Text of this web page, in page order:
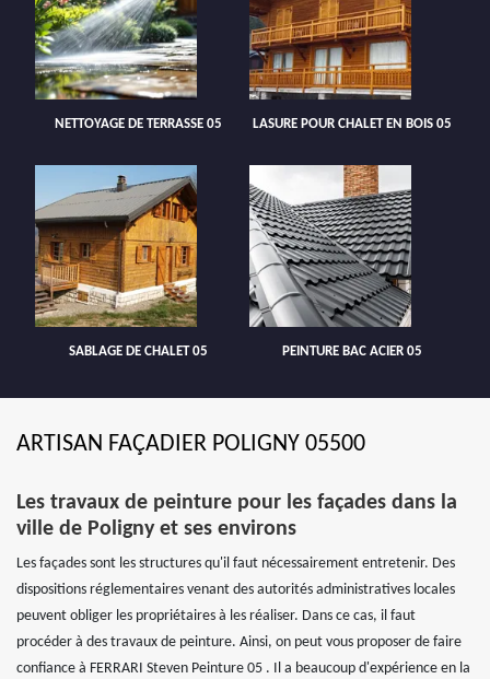
NETTOYAGE DE TERRASSE 05 LASURE POUR CHALET EN BOIS 05
SABLAGE DE CHALET 05 PEINTURE BAC ACIER 05
ARTISAN FAÇADIER POLIGNY 05500
Les travaux de peinture pour les façades dans la
ville de Poligny et ses environs
Les façades sont les structures qu'il faut nécessairement entretenir. Des
dispositions réglementaires venant des autorités administratives locales
peuvent obliger les propriétaires à les réaliser. Dans ce cas, il faut
procéder à des travaux de peinture. Ainsi, on peut vous proposer de faire
confiance à FERRARI Steven Peinture 05 . Il a beaucoup d'expérience en la